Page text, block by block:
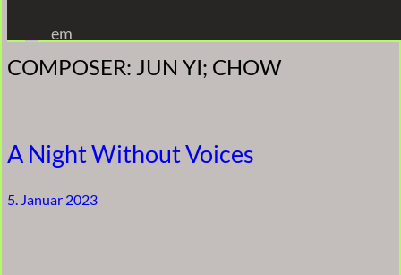
Inhalt
springen
em
COMPOSER: JUN YI; CHOW
A Night Without Voices
5. Januar 2023